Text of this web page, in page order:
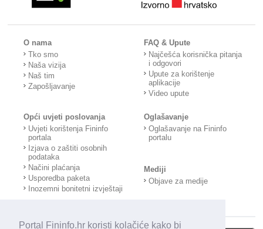
Portal Fininfo.hr koristi kolačiće kako bi
O nama
Tko smo
Naša vizija
Naš tim
Zapošljavanje
FAQ & Upute
Najčešća korisnička pitanja
i odgovori
Upute za korištenje
aplikacije
Video upute
Opći uvjeti poslovanja
Uvjeti korištenja Fininfo
portala
Izjava o zaštiti osobnih
podataka
Načini plaćanja
Usporedba paketa
Inozemni bonitetni izvještaji
Oglašavanje
Oglašavanje na Fininfo
portalu
Mediji
Objave za medije